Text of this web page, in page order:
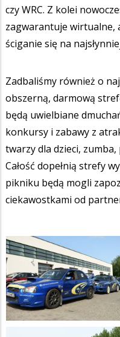
czy WRC. Z kolei
zagwarantuje wirtualne,
ściganie się na
Zadbaliśmy również o
obszerną, darmową
będą uwielbiane
konkursy i zabawy z
twarzy dla dzieci,
Całość dopełnią strefy
pikniku będą mogli
ciekawostkami od